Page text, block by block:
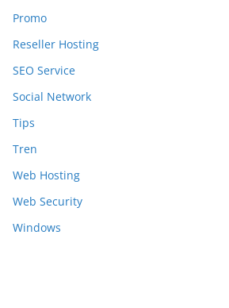
Promo
Reseller Hosting
SEO Service
Social Network
Tips
Tren
Web Hosting
Web Security
Windows